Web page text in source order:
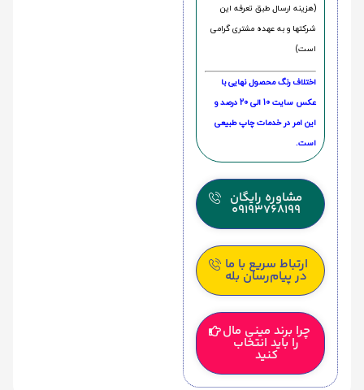
(هزینه ارسال طبق تعرفه این
شرکتها و به عهده مشتری گرامی
است)
اختلاف رنگ محصول نهایی با
عکس سایت 10 الی 20 درصد و
این امر در خدمات چاپ طبیعی
است.
مشاوره رایگان
09193768199
ارتباط سریع با ما
در پیام‌رسان بله
چرا برند مینی مال
را باید انتخاب
کنید